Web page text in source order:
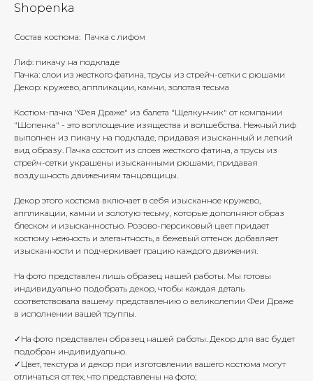
Shopenka
Состав костюма: Пачка с лифом
Лиф: пикачу на подкладе
Пачка: слои из жесткого фатина, трусы из стрейч-сетки с рюшами
Декор: кружево, аппликации, камни, золотая тесьма
Костюм-пачка "Фея Драже" из балета "Щелкунчик" от компании
"Шопенка" - это воплощение изящества и волшебства. Нежный лиф
выполнен из пикачу на подкладе, придавая изысканный и легкий
вид образу. Пачка состоит из слоев жесткого фатина, а трусы из
стрейч-сетки украшены изысканными рюшами, придавая
воздушность движениям танцовщицы.
Декор этого костюма включает в себя изысканное кружево,
аппликации, камни и золотую тесьму, которые дополняют образ
блеском и изысканностью. Розово-персиковый цвет придает
костюму нежность и элегантность, а бежевый оттенок добавляет
изысканности и подчеркивает грацию каждого движения.
На фото представлен лишь образец нашей работы. Мы готовы
индивидуально подобрать декор, чтобы каждая деталь
соответствовала вашему представлению о великолепии Феи Драже
в исполнении вашей труппы.
✓На фото представлен образец нашей работы. Декор для вас будет
подобран индивидуально.
✓Цвет, текстура и декор при изготовлении вашего костюма могут
отличаться от тех, что представлены на фото;